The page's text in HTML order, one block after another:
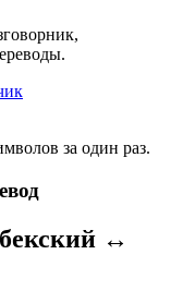
за один раз.
↔